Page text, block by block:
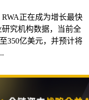
正在成为增长最快
究机构数据，当前全
350亿美元，并预计将